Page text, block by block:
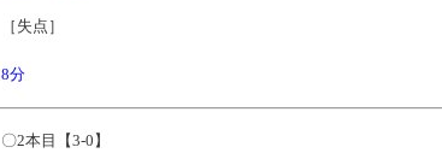
［失点］
8分
〇2本目【3-0】